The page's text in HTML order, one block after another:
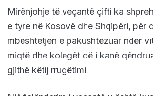
Mirënjohje të veçantë çifti ka
e tyre në Kosovë dhe Shqipëri, për
mbështetjen e pakushtëzuar ndër
miqtë dhe kolegët që i kanë
gjithë këtij rrugëtimi.